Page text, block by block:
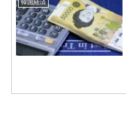
韓国経済